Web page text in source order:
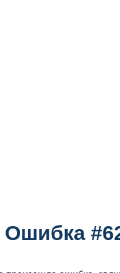
Ошибка